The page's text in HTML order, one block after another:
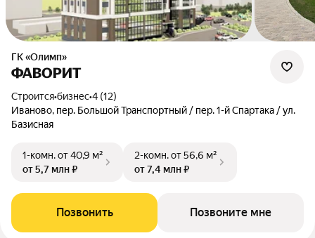
ГК «Олимп»
ФАВОРИТ
Строится•бизнес•4 (12)
Иваново, пер. Большой Транспортный / пер. 1-й Спартака / ул.
Базисная
1-комн.от 40,9 м²
от 5,7 млн ₽
2-комн.от 56,6 м²
от 7,4 млн ₽
Позвонить Позвоните мне